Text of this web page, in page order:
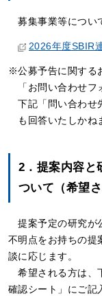
募集事業等につい
2026年度SBIR
公募予告に関する
「お問い合わせ
下記「問い合わせ
も回答いたしかね
2．提案内容と
ついて（希望
提案予定の研究が
不明点をお持ちの提
談に応じます。
希望される方は、
確認シート」にご記